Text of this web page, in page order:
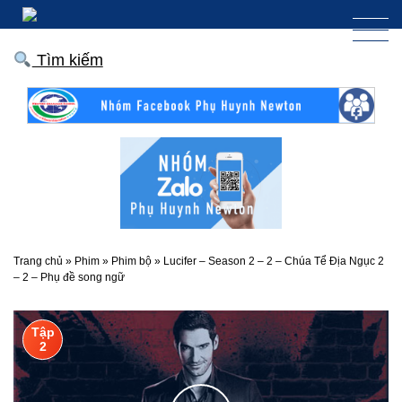
Tìm kiếm
Trang chủ » Phim » Phim bộ » Lucifer – Season 2 – 2 – Chúa Tể Địa Ngục 2
– 2 – Phụ đề song ngữ
Tập
2